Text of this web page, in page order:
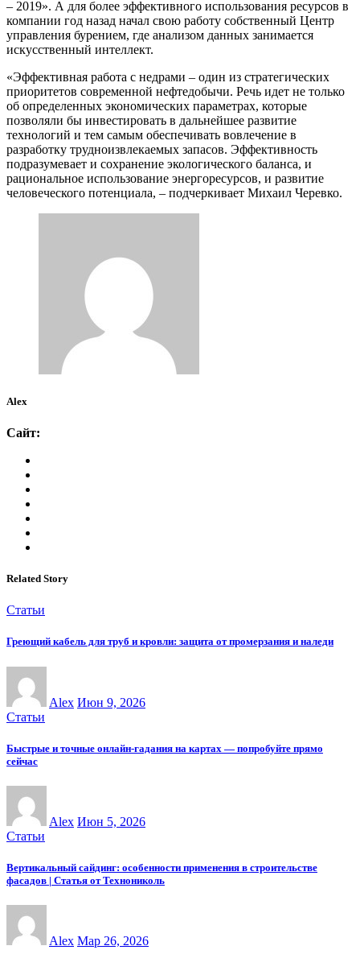
– 2019». А для более эффективного использования ресурсов в
компании год назад начал свою работу собственный Центр
управления бурением, где анализом данных занимается
искусственный интеллект.
«Эффективная работа с недрами – один из стратегических
приоритетов современной нефтедобычи. Речь идет не только
об определенных экономических параметрах, которые
позволяли бы инвестировать в дальнейшее развитие
технологий и тем самым обеспечивать вовлечение в
разработку трудноизвлекаемых запасов. Эффективность
подразумевает и сохранение экологического баланса, и
рациональное использование энергоресурсов, и развитие
человеческого потенциала, – подчеркивает Михаил Черевко.
Alex
Сайт:
Related Story
Статьи
Греющий кабель для труб и кровли: защита от промерзания и наледи
Alex Июн 9, 2026
Статьи
Быстрые и точные онлайн-гадания на картах — попробуйте прямо
сейчас
Alex Июн 5, 2026
Статьи
Вертикальный сайдинг: особенности применения в строительстве
фасадов | Статья от Технониколь
Alex Мар 26, 2026